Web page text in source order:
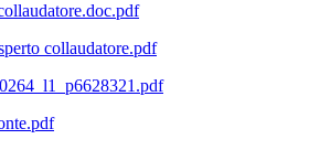
collaudatore.pdf